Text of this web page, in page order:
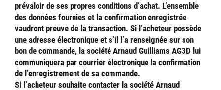
prévaloir de ses propres conditions d’achat. L’ensemble
des données fournies et la confirmation enregistrée
vaudront preuve de la transaction. Si l’acheteur possède
une adresse électronique et s’il l’a renseignée sur son
bon de commande, la société Arnaud Guilliams AG3D lui
communiquera par courrier électronique la confirmation
de l’enregistrement de sa commande.
Si l’acheteur souhaite contacter la société Arnaud